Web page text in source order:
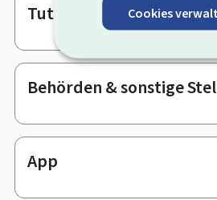
Cookies
Tutorials
Behörden & sonstige
App